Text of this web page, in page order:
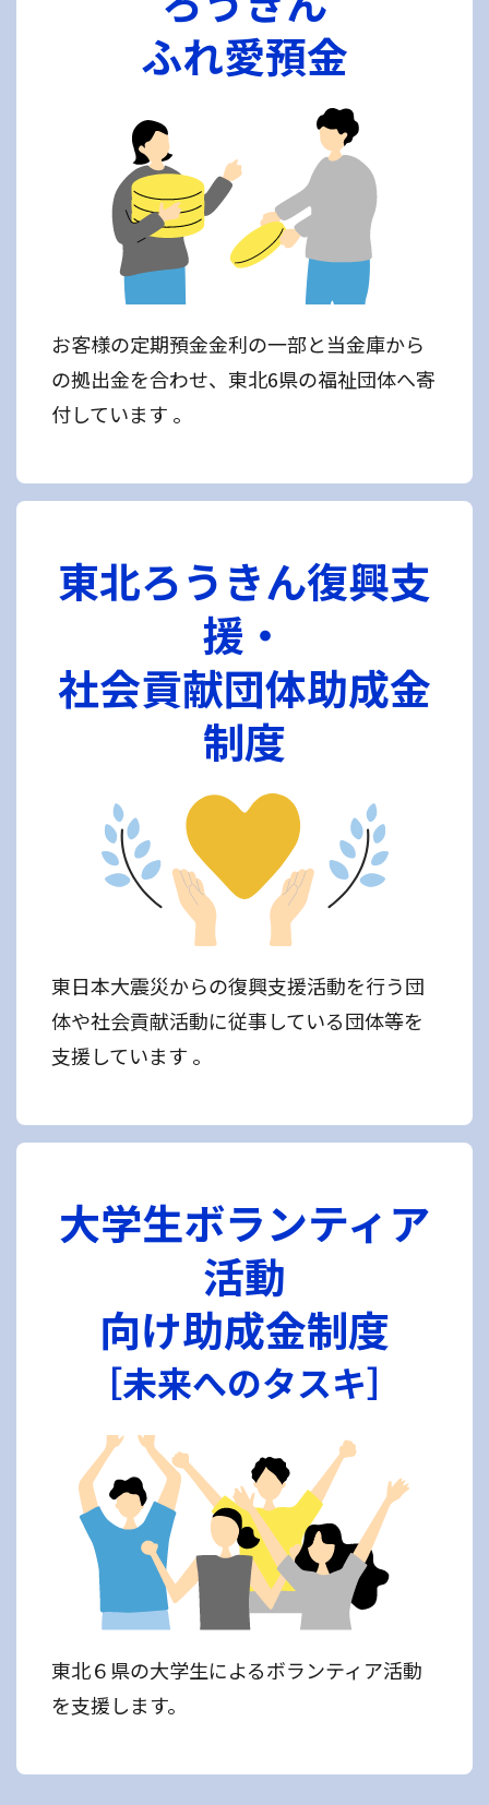
ふれ愛預金
お客様の定期預金金利の一部と当金庫から
の拠出金を合わせ、東北6県の福祉団体へ寄
付しています 。
東北ろうきん復興支
援・
社会貢献団体助成金
制度
東日本大震災からの復興支援活動を行う団
体や社会貢献活動に従事している団体等を
支援しています 。
大学生ボランティア
活動
向け助成金制度
［未来へのタスキ］
東北６県の大学生によるボランティア活動
を支援します。